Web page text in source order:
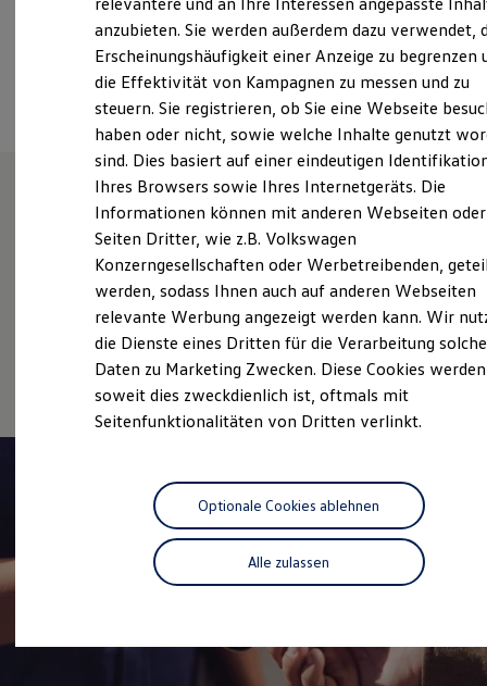
Ladezeitensimulator
Batterie
Sicherheit
Garantie und Lebensdauer
Nachhaltigkeit
Technologie
Kosten und Kauf
Verbrauchskosten
Kaufoptionen
E-Auto-Förderung
Software und Konnektivität
ID. Software Versionen und Updates
Digitale Extras
Schnittstellen zu Ihrem ID.
Hybridautos
Marke und Erlebnis
Volkswagen R und R Experience
R-Modelle
Driving Experience
Volkswagen entdecken
Lifestyle Shop
T-Roc Kollektion
Golf Kollektion
ID. Kollektion
Volkswagen Kollektion
R-Kollektion
Ansprechpartner
Unsere Leistungenim
Überblick
Gebrauchtwagen
Service
anzubieten. Sie werden außerdem dazu verwendet,
Erscheinungshäufigkeit einer Anzeige zu begrenzen
die Effektivität von Kampagnen zu messen und zu
steuern. Sie registrieren, ob Sie eine Webseite
haben oder nicht, sowie welche Inhalte genutzt
sind. Dies basiert auf einer eindeutigen
Ihres Browsers sowie Ihres Internetgeräts. Die
Informationen können mit anderen Webseiten oder
Seiten Dritter, wie z.B. Volkswagen
Konzerngesellschaften oder Werbetreibenden,
werden, sodass Ihnen auch auf anderen Webseiten
relevante Werbung angezeigt werden kann. Wir
die Dienste eines Dritten für die Verarbeitung
Daten zu Marketing Zwecken. Diese Cookies
soweit dies zweckdienlich ist, oftmals mit
Seitenfunktionalitäten von Dritten verlinkt.
Alle zulassen
Optionale Cookies ablehnen